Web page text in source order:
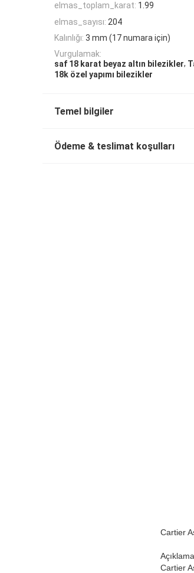
elmas_toplam_karat: 1.99
elmas_sayısı: 204
Kalınlığı: 3 mm (17 numara için)
Vurgulamak:
saf 18 karat beyaz altın bilezikler,
18k özel yapımı bilezikler
Temel bilgiler
Ödeme & teslimat koşulları
Cartier
Açıklama
Cartier